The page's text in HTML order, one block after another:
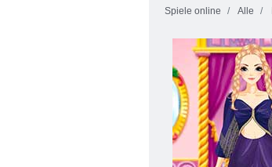
Spiele online Alle